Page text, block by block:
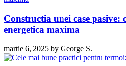
Constructia unei case pasive:
energetica maxima
martie 6, 2025 by George S.